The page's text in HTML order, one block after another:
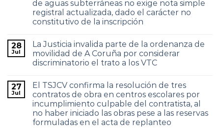
de aguas subterráneas no exige nota simple
registral actualizada, dado el carácter no
constitutivo de la inscripción
28
Jul
La Justicia invalida parte de la ordenanza de
movilidad de A Coruña por considerar
discriminatorio el trato a los VTC
27
Jul
El TSJCV confirma la resolución de tres
contratos de obra en centros escolares por
incumplimiento culpable del contratista, al
no haber iniciado las obras pese a las reservas
formuladas en el acta de replanteo